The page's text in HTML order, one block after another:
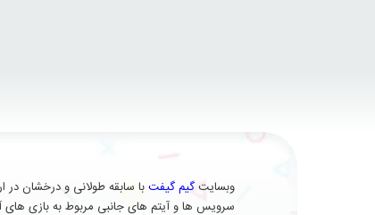
وبسایتگیم گیفت